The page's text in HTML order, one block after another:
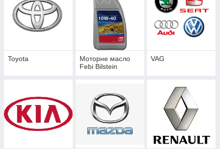
Toyota
Моторне масло
Febi Bilstein
VAG